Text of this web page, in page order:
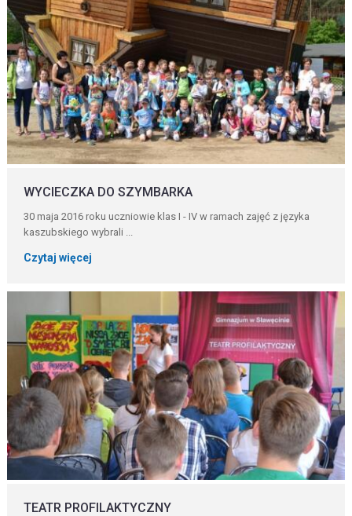
WYCIECZKA DO SZYMBARKA
30 maja 2016 roku uczniowie klas I - IV w ramach zajęć z języka
kaszubskiego wybrali ...
Czytaj więcej
TEATR PROFILAKTYCZNY